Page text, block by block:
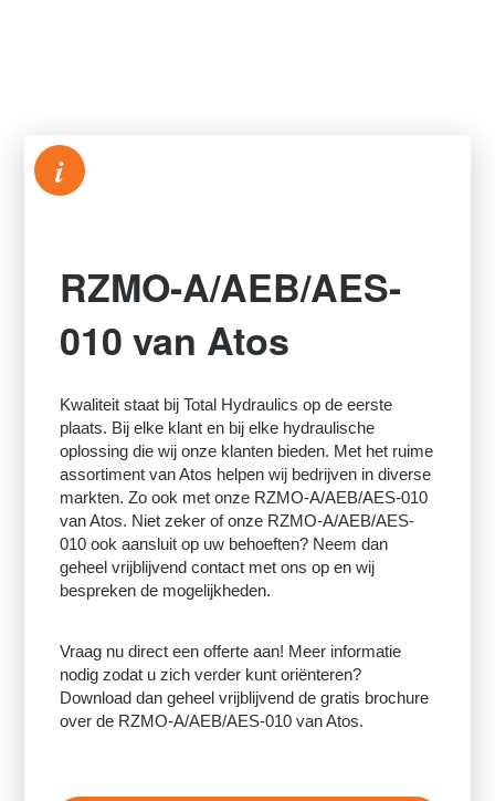
i
RZMO-A/AEB/AES-
010 van Atos
Kwaliteit staat bij Total Hydraulics op de eerste
plaats. Bij elke klant en bij elke hydraulische
oplossing die wij onze klanten bieden. Met het ruime
assortiment van Atos helpen wij bedrijven in diverse
markten. Zo ook met onze RZMO-A/AEB/AES-010
van Atos. Niet zeker of onze RZMO-A/AEB/AES-
010 ook aansluit op uw behoeften? Neem dan
geheel vrijblijvend contact met ons op en wij
bespreken de mogelijkheden.
Vraag nu direct een offerte aan! Meer informatie
nodig zodat u zich verder kunt oriënteren?
Download dan geheel vrijblijvend de gratis brochure
over de RZMO-A/AEB/AES-010 van Atos.